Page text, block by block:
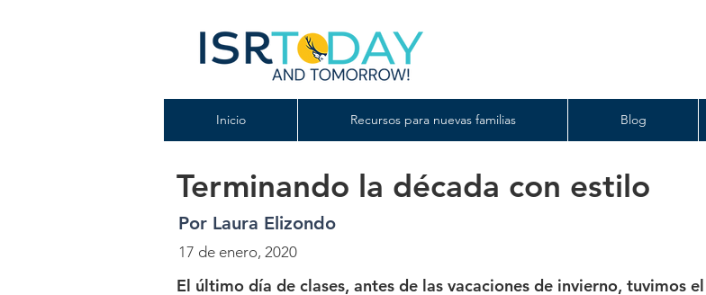
Inicio Recursos para nuevas familias Blog
Terminando la década con estilo
Por Laura Elizondo
17 de enero, 2020
El último día de clases, antes de las vacaciones de invierno, tuvimos